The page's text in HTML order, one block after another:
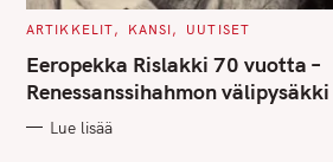
C
T
E
G
O
I
ARTIKKELIT KANSI UUTISET
Eeropekka Rislakki 70 vuotta –
Renessanssihahmon välipysäkki
Lue lisää